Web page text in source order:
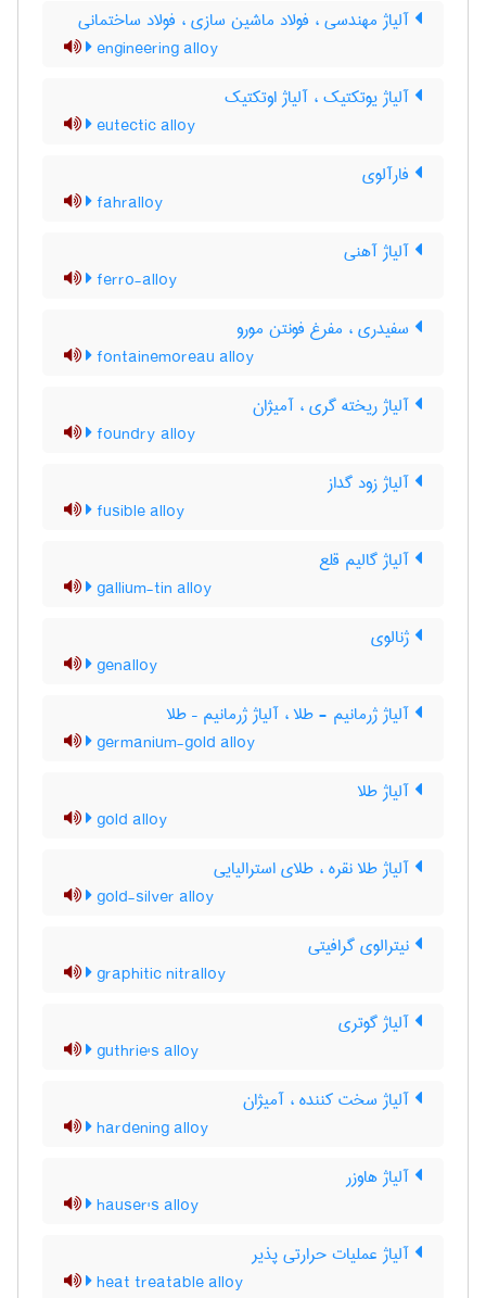
آلیاژ مهندسی ، فولاد ماشین سازی ، فولاد ساختمانی
engineering alloy
آلیاژ یوتکتیک ، آلیاژ اوتکتیک
eutectic alloy
فارآلوی
fahralloy
آلیاژ آهنی
ferro-alloy
سفیدری ، مفرغ فونتن مورو
fontainemoreau alloy
آلیاژ ریخته گری ، آمیژان
foundry alloy
آلیاژ زود گداز
fusible alloy
آلیاژ گالیم قلع
gallium-tin alloy
ژنالوی
genalloy
آلیاژ ژرمانیم - طلا ، آلیاژ ژرمانیم – طلا
germanium-gold alloy
آلیاژ طلا
gold alloy
آلیاژ طلا نقره ، طلای استرالیایی
gold-silver alloy
نیترالوی گرافیتی
graphitic nitralloy
آلیاژ گوتری
guthrie's alloy
آلیاژ سخت کننده ، آمیژان
hardening alloy
آلیاژ هاوزر
hauser's alloy
آلیاژ عملیات حرارتی پذیر
heat treatable alloy